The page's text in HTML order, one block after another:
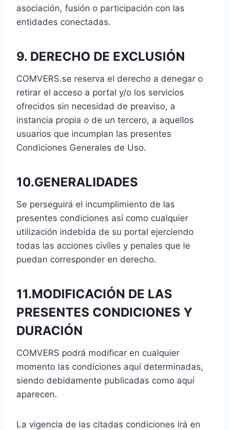
asociación, fusión o participación con las
entidades conectadas.
9. DERECHO DE EXCLUSIÓN
COMVERS.se reserva el derecho a denegar o
retirar el acceso a portal y/o los servicios
ofrecidos sin necesidad de preaviso, a
instancia propia o de un tercero, a aquellos
usuarios que incumplan las presentes
Condiciones Generales de Uso.
10.GENERALIDADES
Se perseguirá el incumplimiento de las
presentes condiciones así como cualquier
utilización indebida de su portal ejerciendo
todas las acciones civiles y penales que le
puedan corresponder en derecho.
11.MODIFICACIÓN DE LAS
PRESENTES CONDICIONES Y
DURACIÓN
COMVERS podrá modificar en cualquier
momento las condiciones aquí determinadas,
siendo debidamente publicadas como aquí
aparecen.
La vigencia de las citadas condiciones irá en